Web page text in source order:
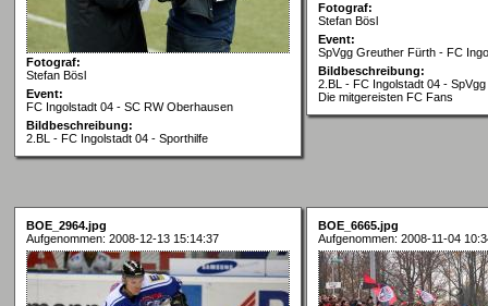
Fotograf:
Stefan Bösl
Event:
FC Ingolstadt 04 - SC RW Oberhausen
Bildbeschreibung:
2.BL - FC Ingolstadt 04 - Sporthilfe
Fotograf:
Stefan Bösl
Event:
SpVgg Greuther Fürth - FC
Bildbeschreibung:
2.BL - FC Ingolstadt 04 -
Die mitgereisten FC Fans
BOE_2964.jpg
Aufgenommen: 2008-12-13 15:14:37
BOE_6665.jpg
Aufgenommen: 2008-11-04